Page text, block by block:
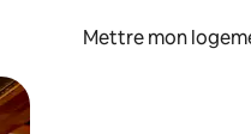
Mettre mon